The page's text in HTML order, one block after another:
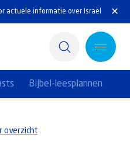
actuele informatie over Israël
Bijbel-leesplannen
overzicht